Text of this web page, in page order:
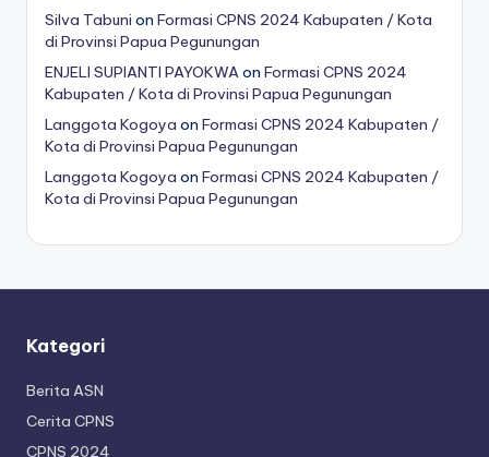
Silva Tabuni on Formasi CPNS 2024 Kabupaten / Kota
di Provinsi Papua Pegunungan
ENJELI SUPIANTI PAYOKWAon Formasi CPNS 2024
Kabupaten / Kota di Provinsi Papua Pegunungan
Langgota Kogoya on Formasi CPNS 2024 Kabupaten /
Kota di Provinsi Papua Pegunungan
Langgota Kogoya on Formasi CPNS 2024 Kabupaten /
Kota di Provinsi Papua Pegunungan
Kategori
Berita ASN
Cerita CPNS
CPNS 2024